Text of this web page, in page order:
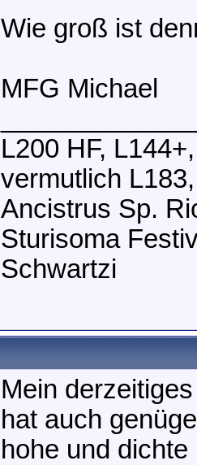
Wie groß ist
MFG Michael
L200 HF,
vermutlich
Ancistrus Sp.
Sturisoma
Schwartzi
Mein
hat auch
hohe und